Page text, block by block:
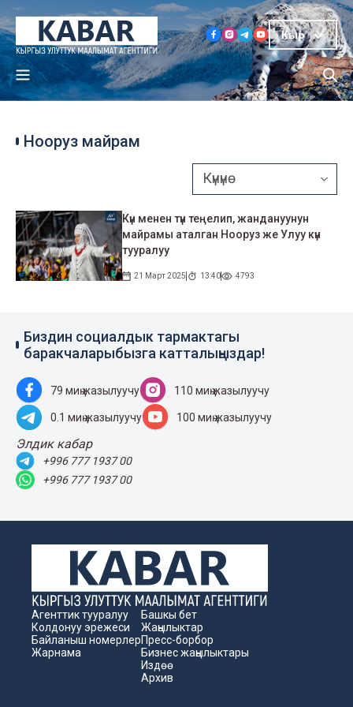
Кыр
Нооруз майрам
Күн менен түн теңелип, жандануунун
майрамы аталган Нооруз же Улуу күн
тууралуу
21 Март 2025 13:40 4793
Биздин социалдык тармактагы
баракчаларыбызга катталыңыздар!
79 миң жазылуучу 110 миң жазылуучу
0.1 миң жазылуучу 100 миң жазылуучу
Элдик кабар
+996 777 1937 00
+996 777 1937 00
Агенттик тууралуу
Колдонуу эрежеси
Байланыш номерлер
Жарнама
Башкы бет
Жаңылыктар
Пресс-борбор
Бизнес жаңылыктары
Издөө
Архив